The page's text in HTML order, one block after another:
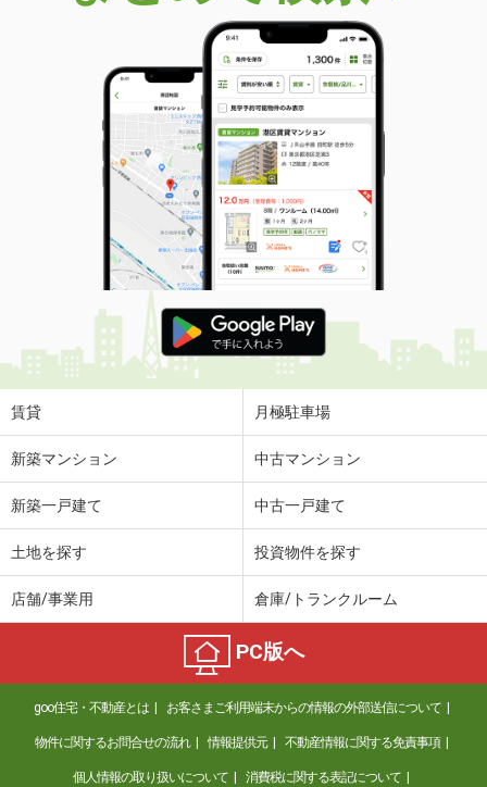
価 格
10.80万円
長野県松本市大手１丁目
40.31m²
間取り
1LDK
長野県長野市伊勢宮３
価 格
6.80万円
住 所
長野県長野市伊勢宮３
専有面積 68.74m²
間取り
2LDK
長野県長野市大字富竹
価 格
7.05万円
住 所
長野県長野市大字富竹
専有面積
長野県塩尻市大字広丘堅石
4.30万円
長野県塩尻市大字広丘高出
5.50万円
住 所
長野県塩尻市大字広丘高出
専有面積 49.5m²
間取り
2LDK
長野県松本市笹部１
賃貸 月極駐車場
新築マンション 中古マンション
新築一戸建て 中古一戸建て
土地を探す 投資物件を探す
店舗/事業用 倉庫/トランクルーム
PC版へ
goo住宅・不動産とは お客さまご利用端末からの情報の外部送信について
物件に関するお問合せの流れ 情報提供元 不動産情報に関する免責事項
個人情報の取り扱いについて 消費税に関する表記について